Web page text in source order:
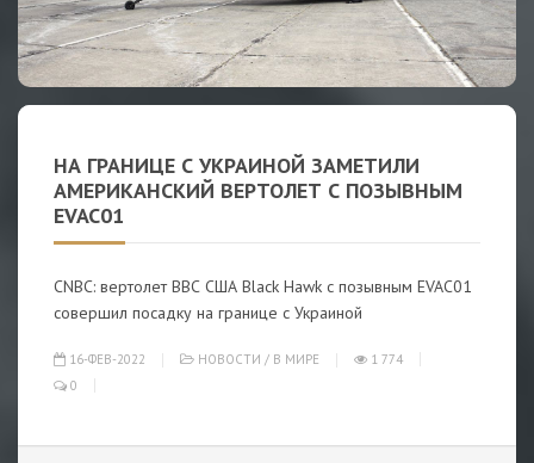
НА ГРАНИЦЕ С УКРАИНОЙ ЗАМЕТИЛИ
АМЕРИКАНСКИЙ ВЕРТОЛЕТ С ПОЗЫВНЫМ
EVAC01
CNBC: вертолет ВВС США Black Hawk с позывным EVAC01
совершил посадку на границе c Украиной
16-ФЕВ-2022 НОВОСТИ / В МИРЕ
1 774
0